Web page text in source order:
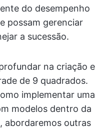
do desempenho
possam gerenciar
a sucessão.
na criação e
de 9 quadrados.
implementar uma
modelos dentro da
abordaremos outras